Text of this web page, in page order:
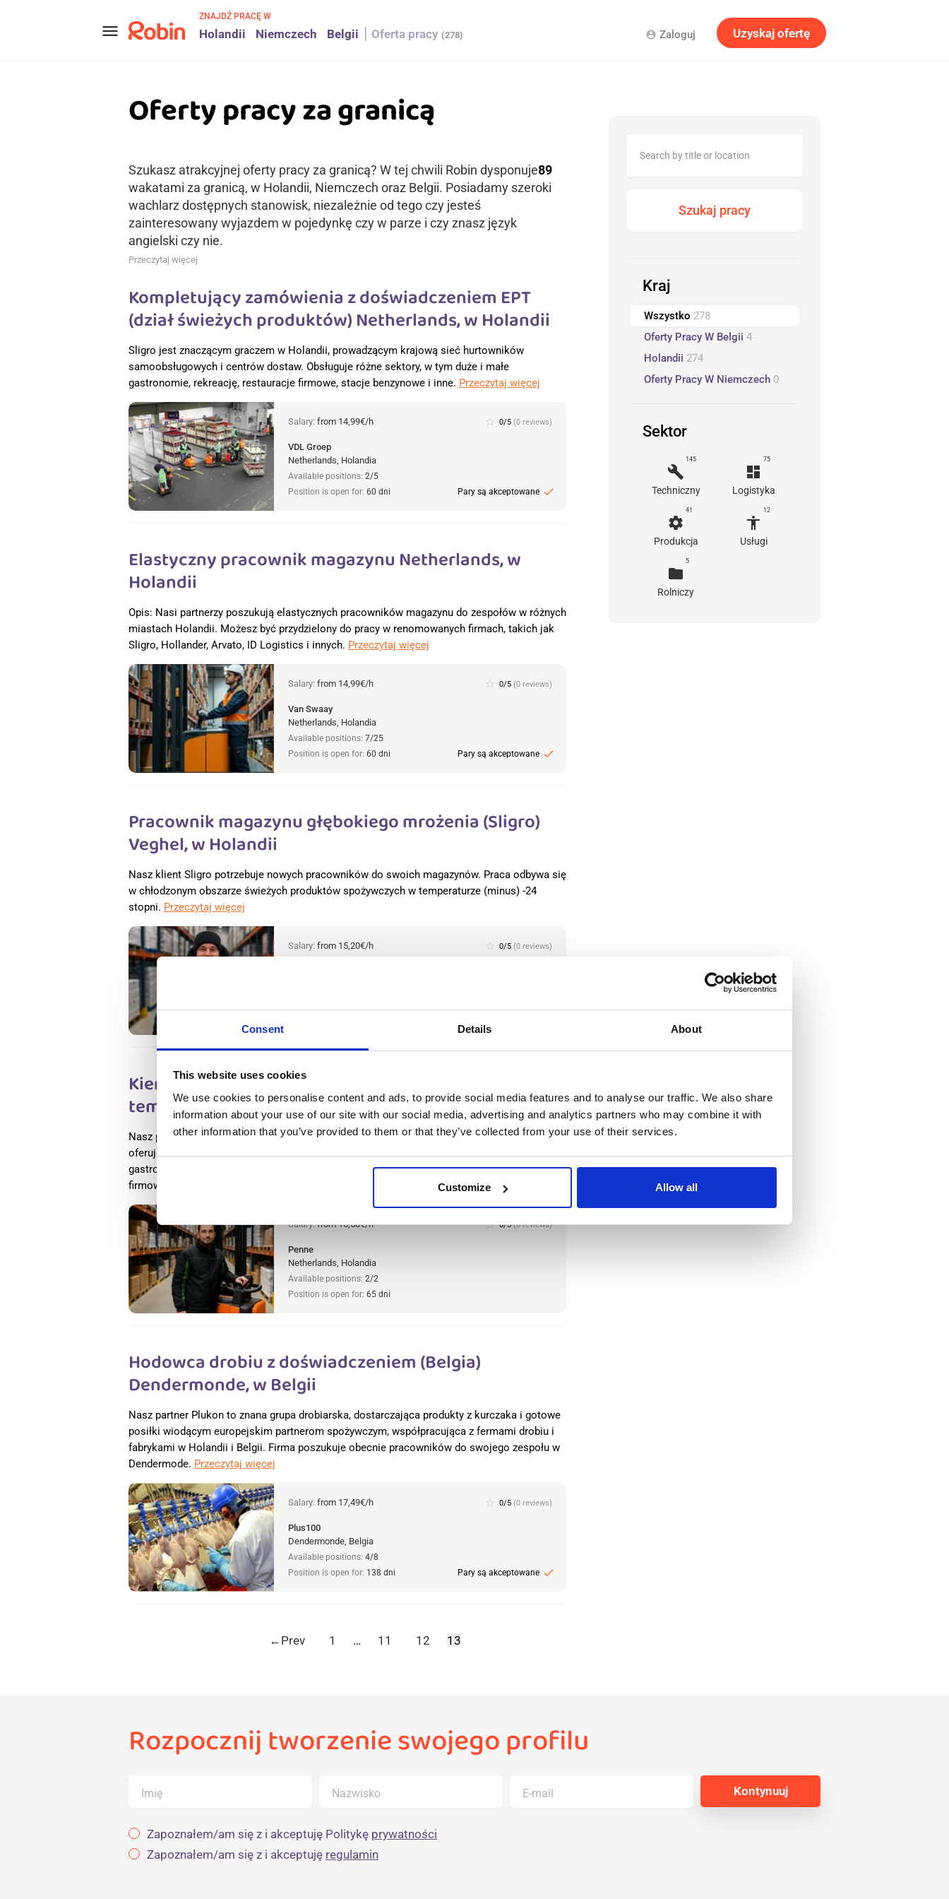
Consent Details About
This website uses cookies
We use cookies to personalise content and ads, to provide social media features and to analyse our traffic. We also share
information about your use of our site with our social media, advertising and analytics partners who may combine it with
other information that you’ve provided to them or that they’ve collected from your use of their services.
Customize Allow all
menu
ZNAJDŹ PRACĘ W
Holandii Niemczech Belgii Oferta pracy (278) Uzyskaj ofertę
account_circle Zaloguj
Oferty pracy za granicą
Szukasz atrakcyjnej oferty pracy za granicą? W tej chwili Robin dysponuje89
wakatami za granicą, w Holandii, Niemczech oraz Belgii. Posiadamy szeroki
wachlarz dostępnych stanowisk, niezależnie od tego czy jesteś
zainteresowany wyjazdem w pojedynkę czy w parze i czy znasz język
angielski czy nie.
Przeczytaj więcej
Kompletujący zamówienia z doświadczeniem EPT
(dział świeżych produktów) Netherlands, w Holandii
Sligro jest znaczącym graczem w Holandii, prowadzącym krajową sieć hurtowników
samoobsługowych i centrów dostaw. Obsługuje różne sektory, w tym duże i małe
gastronomie, rekreację, restauracje firmowe, stacje benzynowe i inne. Przeczytaj więcej
Salary: from 14,99€/h star_border 0/5 (0 reviews)
VDL Groep
Netherlands, Holandia
Available positions: 2/5
Position is open for: 60 dni Pary są akceptowane check
Elastyczny pracownik magazynu Netherlands, w
Holandii
Opis: Nasi partnerzy poszukują elastycznych pracowników magazynu do zespołów w różnych
miastach Holandii. Możesz być przydzielony do pracy w renomowanych firmach, takich jak
Sligro, Hollander, Arvato, ID Logistics i innych. Przeczytaj więcej
Salary: from 14,99€/h star_border 0/5 (0 reviews)
Van Swaay
Netherlands, Holandia
Available positions: 7/25
Position is open for: 60 dni Pary są akceptowane check
Pracownik magazynu głębokiego mrożenia (Sligro)
Veghel, w Holandii
Nasz klient Sligro potrzebuje nowych pracowników do swoich magazynów. Praca odbywa się
w chłodzonym obszarze świeżych produktów spożywczych w temperaturze (minus) -24
stopni. Przeczytaj więcej
Salary: from 15,20€/h star_border 0/5 (0 reviews)
Kierowca wózka widłowego z certyfikatem (różne
temperatury pracy) Netherlands, w Holandii
Nasz partner, Sligro, jest liderem rynku hurtowej sprzedaży żywności w Holandii. Ich firma
oferuje żywność i produkty spożywcze oraz koncentruje się na klientach z branży
gastronomicznej na dużą i małą skalę, rekreacji, hurtowych konsumentów, restauracji
firmowych, małych i średnich przedsiębiorstw oraz innych branżach.Przeczytaj więcej
Salary:from 15,58€/h star_border 0/5(0 reviews)
Penne
Netherlands, Holandia
Available positions: 2/2
Position is open for: 65 dni
Hodowca drobiu z doświadczeniem (Belgia)
Dendermonde, w Belgii
Nasz partner Plukon to znana grupa drobiarska, dostarczająca produkty z kurczaka i gotowe
posiłki wiodącym europejskim partnerom spożywczym, współpracująca z fermami drobiu i
fabrykami w Holandii i Belgii. Firma poszukuje obecnie pracowników do swojego zespołu w
Dendermode. Przeczytaj więcej
Salary: from 17,49€/h star_border 0/5 (0 reviews)
Plus100
Dendermonde, Belgia
Available positions: 4/8
Position is open for: 138 dni Pary są akceptowane check
← Prev 1 … 11 12 13
Kraj
Wszystko 278
Oferty Pracy W Belgii 4
Holandii 274
Oferty Pracy W Niemczech 0
Sektor
145
build
Techniczny
75
dashboard
Logistyka
41
settings
Produkcja
12
accessibility
Usługi
5
folder
Rolniczy
Rozpocznij tworzenie swojego profilu
Imię Nazwisko E-mail
Zapoznałem/am się z i akceptuję Politykę prywatności
Zapoznałem/am się z i akceptuję regulamin